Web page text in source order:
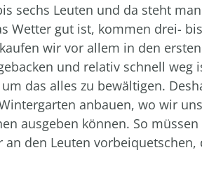
sechs Leuten und da steht
Wetter gut ist, kommen drei-
wir vor allem in den
und relativ schnell weg
das alles zu bewältigen.
anbauen, wo wir
ausgeben können. So
den Leuten vorbeiquetschen,